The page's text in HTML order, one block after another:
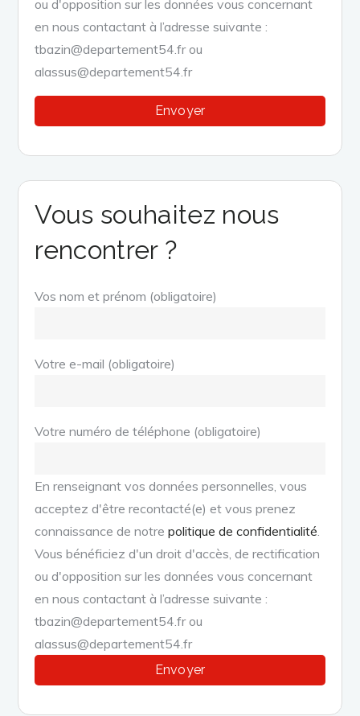
ou d'opposition sur les données vous concernant
en nous contactant à l’adresse suivante :
tbazin@departement54.fr ou
alassus@departement54.fr
Vous souhaitez nous
rencontrer ?
Vos nom et prénom (obligatoire)
Votre e-mail (obligatoire)
Votre numéro de téléphone (obligatoire)
En renseignant vos données personnelles, vous
acceptez d'être recontacté(e) et vous prenez
connaissance de notrepolitique de confidentialité
Vous bénéficiez d'un droit d'accès, de rectification
ou d'opposition sur les données vous concernant
en nous contactant à l’adresse suivante :
tbazin@departement54.fr ou
alassus@departement54.fr